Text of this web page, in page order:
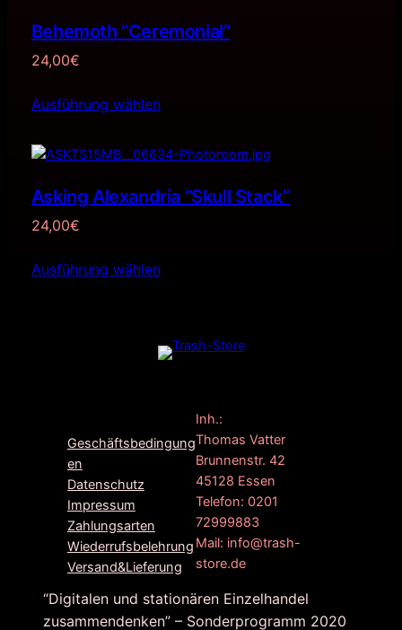
Behemoth ”Ceremonial”
24,00€
Ausführung wählen
Asking Alexandria ”Skull Stack”
24,00€
Ausführung wählen
o
o
o
n
t
g
r
a
Geschäftsbedingung
en
Datenschutz
Impressum
Zahlungsarten
Wiederrufsbelehrung
Versand&Lieferung
Inh.:
Thomas Vatter
Brunnenstr. 42
45128 Essen
Telefon: 0201
72999883
Mail: info@trash-
store.de
“Digitalen und stationären Einzelhandel
zusammendenken” – Sonderprogramm 2020